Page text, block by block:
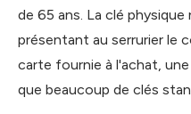
de 65 ans. La clé
présentant au serrurier le
carte fournie à l'achat,
que beaucoup de clés